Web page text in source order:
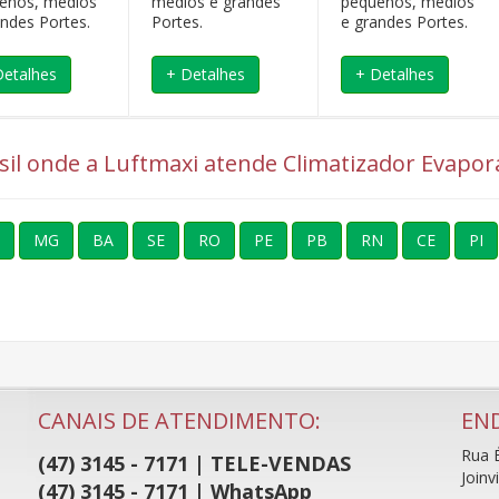
Portes.
Portes.
+ Detalhes
e grandes Portes.
+ Detalhes
onde a Luftmaxi atende Climatizador
MG BA SE RO PE PB RN CE PI
CANAIS DE ATENDIMENTO:
(47) 3145 - 7171 | TELE-VENDAS
(47) 3145 - 7171 | WhatsApp
Rua